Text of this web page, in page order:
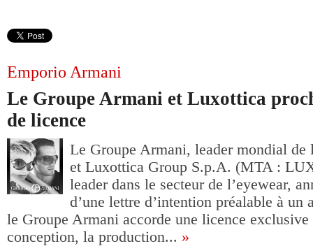
Emporio Armani
Le Groupe Armani et Luxottica
de licence
Le Groupe Armani, leader mondial de
et Luxottica Group S.p.A. (MTA :
leader dans le secteur de l’eyewear,
d’une lettre d’intention préalable à un
le Groupe Armani accorde une licence
conception, la production... »